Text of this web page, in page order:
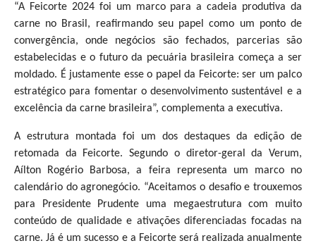
“A Feicorte 2024 foi um marco para a cadeia produtiva da
carne no Brasil, reafirmando seu papel como um ponto de
convergência, onde negócios são fechados, parcerias são
estabelecidas e o futuro da pecuária brasileira começa a ser
moldado. É justamente esse o papel da Feicorte: ser um palco
estratégico para fomentar o desenvolvimento sustentável e a
excelência da carne brasileira”, complementa a executiva.
A estrutura montada foi um dos destaques da edição de
retomada da Feicorte. Segundo o diretor-geral da Verum,
Aílton Rogério Barbosa, a feira representa um marco no
calendário do agronegócio. “Aceitamos o desafio e trouxemos
para Presidente Prudente uma megaestrutura com muito
conteúdo de qualidade e ativações diferenciadas focadas na
carne. Já é um sucesso e a Feicorte será realizada anualmente